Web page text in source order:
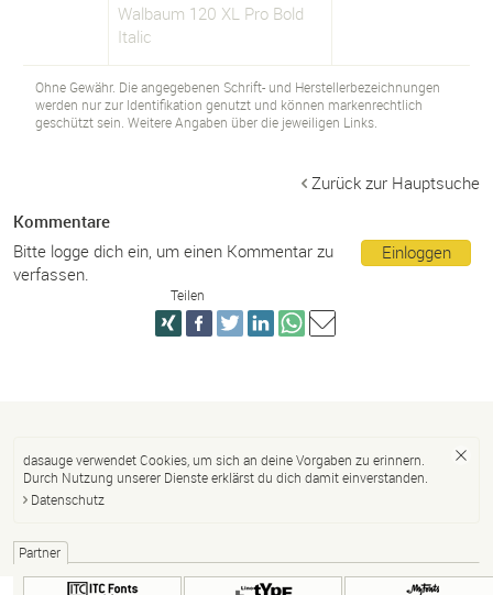
Walbaum 120 XL Pro Bold
Italic
Ohne Gewähr. Die angegebenen Schrift- und Herstellerbezeichnungen
werden nur zur Identifikation genutzt und können markenrechtlich
geschützt sein. Weitere Angaben über die jeweiligen Links.
Zurück zur Hauptsuche
Kommentare
Einloggen
Bitte logge dich ein, um einen Kommentar zu
verfassen.
Teilen
dasauge verwendet Cookies, um sich an deine Vorgaben zu erinnern.
Durch Nutzung unserer Dienste erklärst du dich damit einverstanden.
Datenschutz
Partner